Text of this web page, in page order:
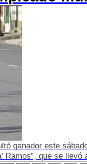
ganador este
Ramos”, que se